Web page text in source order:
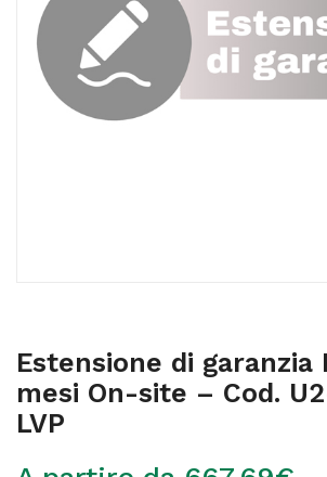
Estensione di garanzia
mesi On-site – Cod.
LVP